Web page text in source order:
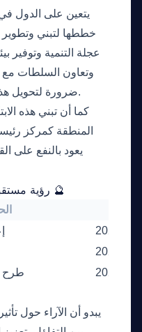
يتعين على الدول
خططها لتبني وتطوير
عجلة التنمية وتوفير
وتعاون السلطات مع
ضرورة لتحويل هذه الفرص إلى نجاحات ملموسة.
كما أن تبني هذه
المنطقة كمركز
يعود بالنفع على
رؤية مستقبلية: ما هي الخطوات القادمة؟ 🔮
2026-04
2026-06
طرح
2026-09
يبدو أن الآراء حول